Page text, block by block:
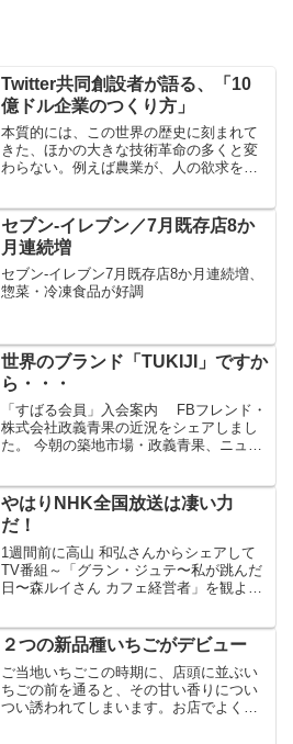
Twitter共同創設者が語る、「10
億ドル企業のつくり方」
本質的には、この世界の歴史に刻まれて
きた、ほかの大きな技術革命の多くと変
わらない。例えば農業が、人の欲求を満
させたり肥満させたりするマイナス点を
もつのと同様に、ネットも...
セブン-イレブン／7月既存店8か
月連続増
セブン-イレブン7月既存店8か月連続増、
惣菜・冷凍食品が好調
世界のブランド「TUKIJI」ですか
ら・・・
「すばる会員」入会案内 FBフレンド・
株式会社政義青果の近況をシェアしまし
た。 今朝の築地市場・政義青果、ニュー
店頭にいらした、パラディーゾの久野さ
んも、巻き込んじ...
やはりNHK全国放送は凄い力
だ！
1週間前に高山 和弘さんからシェアして
TV番組～「グラン・ジュテ〜私が跳んだ
日〜森ルイさん カフェ経営者」を観よ
送（10：25～10：49）されました。 無論
は内容は...
２つの新品種いちごがデビュー
ご当地いちごこの時期に、店頭に並ぶい
ちごの前を通ると、その甘い香りについ
つい誘われてしまいます。お店でよく見